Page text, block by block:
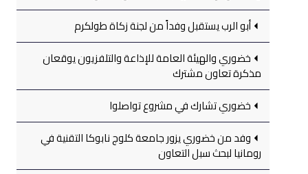
أبو الرب يستقبل وفداً من لجنة زكاة طولكرم
خضوري والهيئة العامة للإذاعة والتلفزيون يوقعان
مذكرة تعاون مشترك
خضوري تشارك في مشروع تواصلوا
وفد من خضوري يزور جامعة كلوج نابوكا التقنية في
رومانيا لبحث سبل التعاون